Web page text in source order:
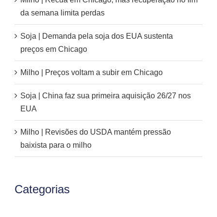
da semana limita perdas
Soja | Demanda pela soja dos EUA sustenta
preços em Chicago
Milho | Preços voltam a subir em Chicago
Soja | China faz sua primeira aquisição 26/27 nos
EUA
Milho | Revisões do USDA mantém pressão
baixista para o milho
Categorias